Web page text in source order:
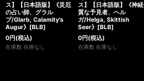
ス】【日本語版】《災厄
の占い師、グラル
ブ/Glarb, Calamity's
Augur》[BLB]
0円(税込)
在庫数 在庫なし
ス】【日本語版】《神経
質な予見者、ヘル
ガ/Helga, Skittish
Seer》[BLB]
0円(税込)
在庫数 在庫なし